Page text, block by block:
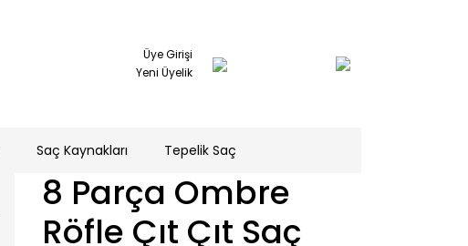
Üye Girişi
Yeni Üyelik
Saç Kaynakları Tepelik Saç
8 Parça Ombre
Röfle Çıt Çıt Saç